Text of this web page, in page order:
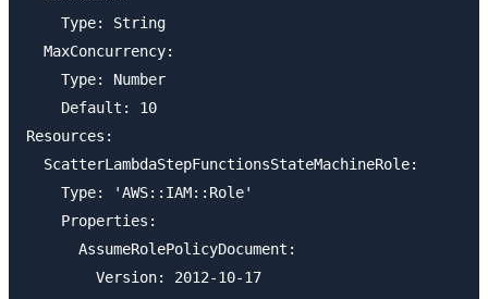
    Type: String
  MaxConcurrency:
    Type: Number
    Default: 10
Resources:
  ScatterLambdaStepFunctionsStateMachineRole:
    Type: 'AWS::IAM::Role'
    Properties:
      AssumeRolePolicyDocument:
        Version: 2012-10-17